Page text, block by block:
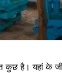
है। यहां के